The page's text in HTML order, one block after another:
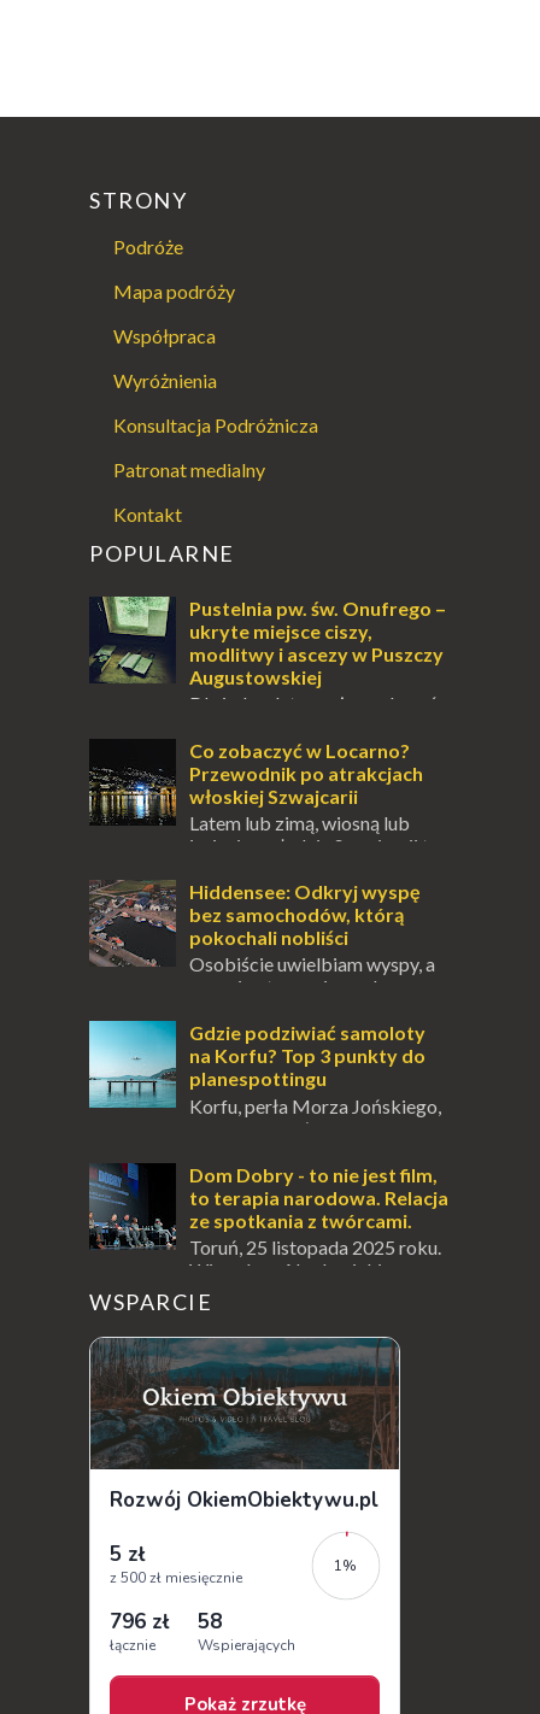
STRONY
Podróże
Mapa podróży
Współpraca
Wyróżnienia
Konsultacja Podróżnicza
Patronat medialny
Kontakt
POPULARNE
Pustelnia pw. św. Onufrego –
ukryte miejsce ciszy,
modlitwy i ascezy w Puszczy
Augustowskiej
Dla jednych to może wydawać
przetrwania lub romantycznym życiem. Dla
innych to nieustanne przebywanie z B...
Co zobaczyć w Locarno?
Przewodnik po atrakcjach
włoskiej Szwajcarii
Latem lub zimą, wiosną lub
jesienią, południe Szwajcarii to
odwiedzić. Moja zimowa podróż do
Locarno gwara...
Hiddensee: Odkryj wyspę
bez samochodów, którą
pokochali nobliści
Osobiście uwielbiam wyspy, a
uczucie otoczenia wodą
pośrodku Bałtyku? To zawsze brzmi jak
doskonał...
Gdzie podziwiać samoloty
na Korfu? Top 3 punkty do
planespottingu
Korfu, perła Morza Jońskiego,
oferuje podróżnikom nie tylko
wioski, ale także coś wyjątkowego –
prawd...
Dom Dobry - to nie jest film,
to terapia narodowa. Relacja
ze spotkania z twórcami.
Toruń, 25 listopada 2025 roku.
Wieczór w Akademickim
Centrum Kultury i Sztuki " Od Nowa ", który
na długo zostanie w mojej pamięci...
WSPARCIE